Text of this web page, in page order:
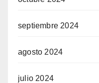
septiembre 2024
agosto 2024
julio 2024